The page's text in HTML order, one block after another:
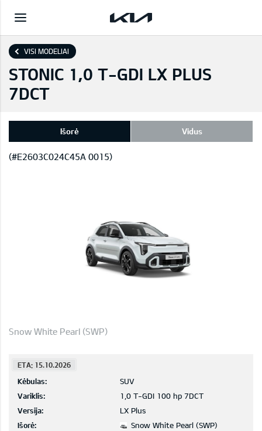
VISI MODELIAI
STONIC 1,0 T-GDI LX PLUS
7DCT
Išorė Vidus
(#E2603C024C45A 0015)
Snow White Pearl (SWP)
ETA: 15.10.2026
Kėbulas:
SUV
Variklis:
1,0 T-GDI 100 hp 7DCT
Versija:
LX Plus
Išorė:
Snow White Pearl (SWP)